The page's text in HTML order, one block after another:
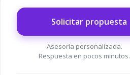
Solicitar propuesta
Asesoría personalizada.
Respuesta en pocos minutos.